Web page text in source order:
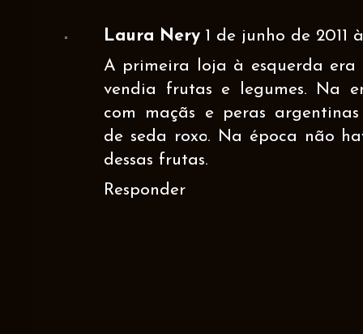
Laura Nery 1 de junho de 2011
A primeira loja à esquerda era
vendia frutas e legumes. Na
com maçãs e peras
de seda roxo. Na época não
dessas frutas.
Responder